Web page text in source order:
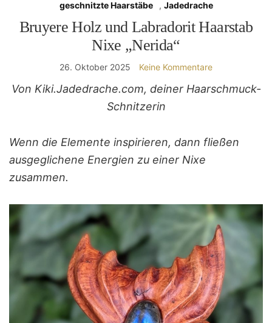
geschnitzte Haarstäbe , Jadedrache
Bruyere Holz und Labradorit Haarstab
Nixe „Nerida“
26. Oktober 2025 Keine Kommentare
Von Kiki.Jadedrache.com, deiner Haarschmuck-
Schnitzerin
Wenn die Elemente inspirieren, dann fließen
ausgeglichene Energien zu einer Nixe
zusammen.